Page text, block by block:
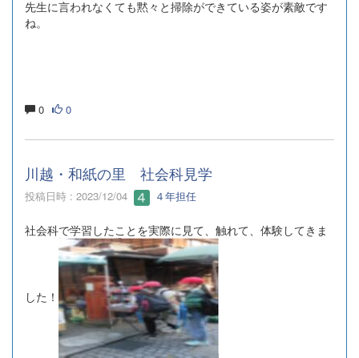
先生に言われなくても黙々と掃除ができている姿が素敵です
ね。
0 0
川越・和紙の里 社会科見学
投稿日時 : 2023/12/04 ４年担任
社会科で学習したことを実際に見て、触れて、体験してきま
した！